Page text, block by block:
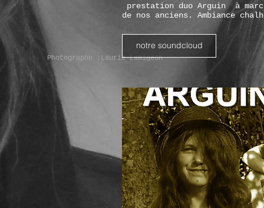
Photographe :Laurie Lamigeon
prestation duo Arguin à
de nos anciens. Ambiance
notre soundcloud